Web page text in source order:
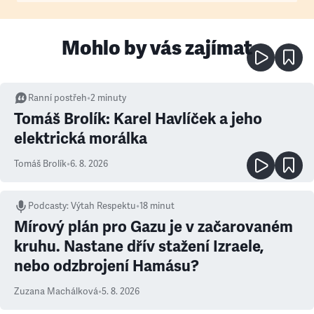
Mohlo by vás zajímat
Ranní postřeh•2 minuty
Tomáš Brolík: Karel Havlíček a jeho
elektrická morálka
Tomáš Brolík•6. 8. 2026
Podcasty:Výtah Respektu•18 minut
Mírový plán pro Gazu je v začarovaném
kruhu. Nastane dřív stažení Izraele,
nebo odzbrojení Hamásu?
Zuzana Machálková•5. 8. 2026